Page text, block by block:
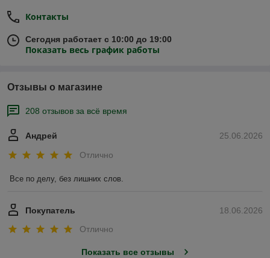
Контакты
Сегодня работает с 10:00 до 19:00
Показать весь график работы
Отзывы о магазине
208 отзывов за всё время
25.06.2026
Андрей
Отлично
Все по делу, без лишних слов.
18.06.2026
Покупатель
Отлично
Показать все отзывы